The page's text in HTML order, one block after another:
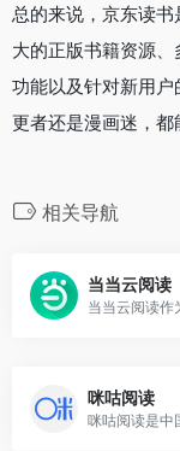
总的来说，京东读
大的正版书籍资源
功能以及针对新用
更者还是漫画迷，都
相关导航
当当云阅读
当当云阅读作
咪咕阅读
咪咕阅读是中